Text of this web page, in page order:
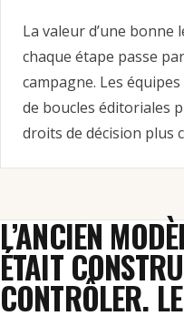
La valeur d’une bonne
chaque étape passe
campagne. Les
de boucles éditoriales
droits de décision plus
L’ANCIEN
ÉTAIT
CONTRÔLER.